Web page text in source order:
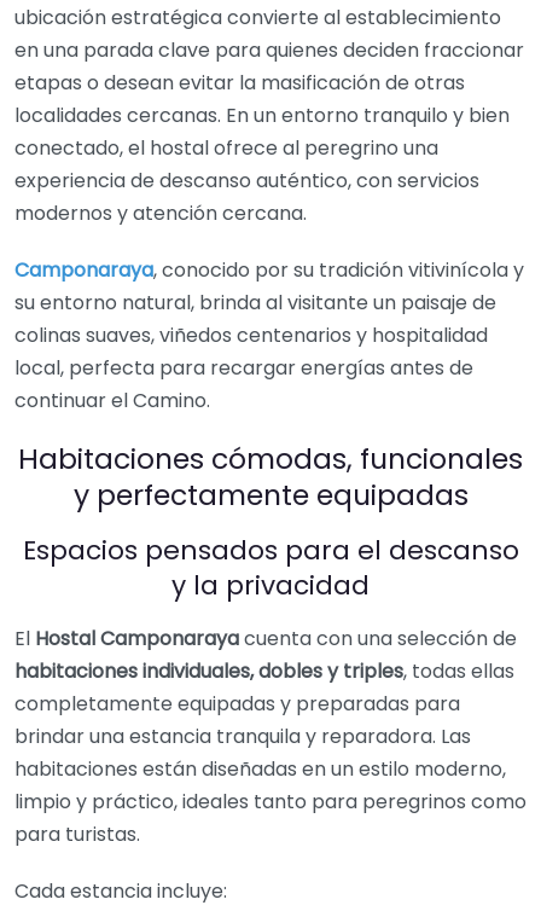
ubicación estratégica convierte al establecimiento
en una parada clave para quienes deciden fraccionar
etapas o desean evitar la masificación de otras
localidades cercanas. En un entorno tranquilo y bien
conectado, el hostal ofrece al peregrino una
experiencia de descanso auténtico, con servicios
modernos y atención cercana.
Camponaraya, conocido por su tradición vitivinícola y
su entorno natural, brinda al visitante un paisaje de
colinas suaves, viñedos centenarios y hospitalidad
local, perfecta para recargar energías antes de
continuar el Camino.
Habitaciones cómodas, funcionales
y perfectamente equipadas
Espacios pensados para el descanso
y la privacidad
El Hostal Camponarayacuenta con una selección de
habitaciones individuales, dobles y triples, todas ellas
completamente equipadas y preparadas para
brindar una estancia tranquila y reparadora. Las
habitaciones están diseñadas en un estilo moderno,
limpio y práctico, ideales tanto para peregrinos como
para turistas.
Cada estancia incluye: